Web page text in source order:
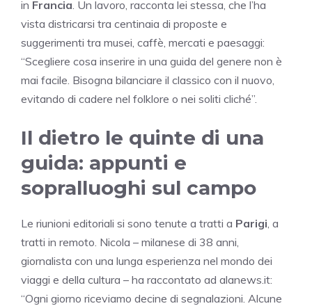
in Francia . Un lavoro, racconta lei stessa, che l’ha
vista districarsi tra centinaia di proposte e
suggerimenti tra musei, caffè, mercati e paesaggi:
“Scegliere cosa inserire in una guida del genere non è
mai facile. Bisogna bilanciare il classico con il nuovo,
evitando di cadere nel folklore o nei soliti cliché”.
Il dietro le quinte di una
guida: appunti e
sopralluoghi sul campo
Le riunioni editoriali si sono tenute a tratti a Parigi , a
tratti in remoto. Nicola – milanese di 38 anni,
giornalista con una lunga esperienza nel mondo dei
viaggi e della cultura – ha raccontato ad alanews.it:
“Ogni giorno riceviamo decine di segnalazioni. Alcune